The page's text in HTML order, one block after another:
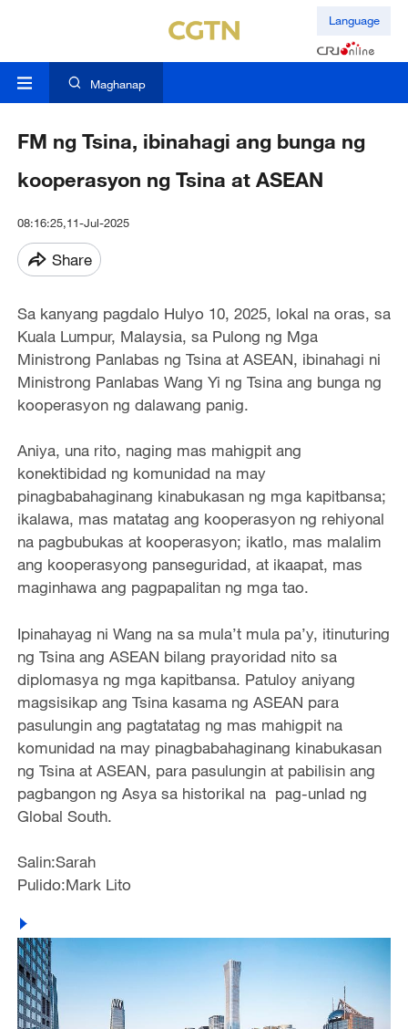
Language
Maghanap
FM ng Tsina, ibinahagi ang bunga ng
kooperasyon ng Tsina at ASEAN
08:16:25,11-Jul-2025
Share
Sa kanyang pagdalo Hulyo 10, 2025, lokal na oras, sa
Kuala Lumpur, Malaysia, sa Pulong ng Mga
Ministrong Panlabas ng Tsina at ASEAN, ibinahagi ni
Ministrong Panlabas Wang Yi ng Tsina ang bunga ng
kooperasyon ng dalawang panig.
Aniya, una rito, naging mas mahigpit ang
konektibidad ng komunidad na may
pinagbabahaginang kinabukasan ng mga kapitbansa;
ikalawa, mas matatag ang kooperasyon ng rehiyonal
na pagbubukas at kooperasyon; ikatlo, mas malalim
ang kooperasyong panseguridad, at ikaapat, mas
maginhawa ang pagpapalitan ng mga tao.
Ipinahayag ni Wang na sa mula’t mula pa’y, itinuturing
ng Tsina ang ASEAN bilang prayoridad nito sa
diplomasya ng mga kapitbansa. Patuloy aniyang
magsisikap ang Tsina kasama ng ASEAN para
pasulungin ang pagtatatag ng mas mahigpit na
komunidad na may pinagbabahaginang kinabukasan
ng Tsina at ASEAN, para pasulungin at pabilisin ang
pagbangon ng Asya sa historikal na pag-unlad ng
Global South.
Salin:Sarah
Pulido:Mark Lito